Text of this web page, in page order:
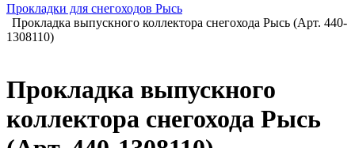
Прокладки для снегоходов Рысь
Прокладка выпускного коллектора снегохода Рысь (Арт. 440-
1308110)
Прокладка выпускного
коллектора снегохода Рысь